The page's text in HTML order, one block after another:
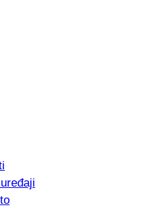
Jović, fotograf -